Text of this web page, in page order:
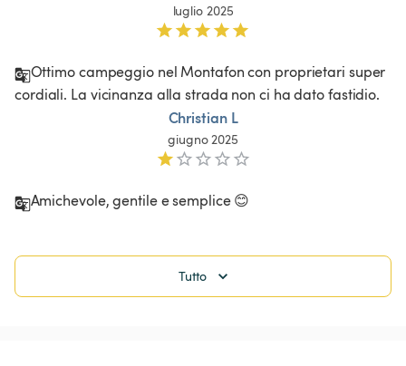
luglio 2025
Ottimo campeggio nel Montafon con proprietari super
cordiali. La vicinanza alla strada non ci ha dato fastidio.
Christian L
giugno 2025
Amichevole, gentile e semplice 😊
Tutto